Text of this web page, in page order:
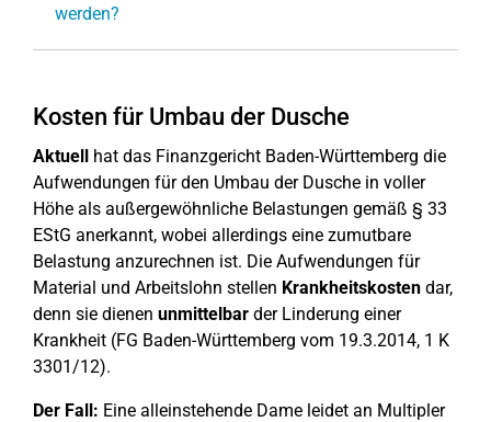
werden?
Kosten für Umbau der Dusche
Aktuell hat das Finanzgericht Baden-Württemberg die
Aufwendungen für den Umbau der Dusche in voller
Höhe als außergewöhnliche Belastungen gemäß § 33
EStG anerkannt, wobei allerdings eine zumutbare
Belastung anzurechnen ist. Die Aufwendungen für
Material und Arbeitslohn stellen Krankheitskosten dar,
denn sie dienen unmittelbar der Linderung einer
Krankheit (FG Baden-Württemberg vom 19.3.2014, 1 K
3301/12).
Der Fall: Eine alleinstehende Dame leidet an Multipler